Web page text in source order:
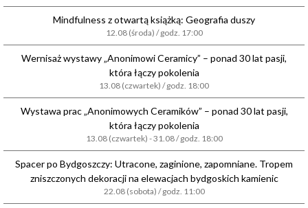
Mindfulness z otwartą książką: Geografia duszy
12.08 (środa) / godz. 17:00
Wernisaż wystawy „Anonimowi Ceramicy” – ponad 30 lat pasji,
która łączy pokolenia
13.08 (czwartek) / godz. 18:00
Wystawa prac „Anonimowych Ceramików” – ponad 30 lat pasji,
która łączy pokolenia
13.08 (czwartek) - 31.08 / godz. 18:00
Spacer po Bydgoszczy: Utracone, zaginione, zapomniane. Tropem
zniszczonych dekoracji na elewacjach bydgoskich kamienic
22.08 (sobota) / godz. 11:00